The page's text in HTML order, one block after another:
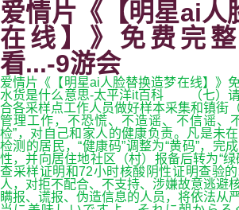
爱情片《【明星ai人
在线】》免费完
看...-9游会
爱情片《【明星ai人脸替换造梦在线】》
水货是什么意思-太平洋it百科 （七）请
合各采样点工作人员做好样本采集和镇街
管理工作，不恐慌、不造谣、不信谣、
检”，对自己和家人的健康负责。凡是未
检测的居民，“健康码”调整为“黄码”，完
性，并向居住地社区（村）报备后转为“
查采样证明和72小时核酸阴性证明查验
人，对拒不配合、不支持、涉嫌故意逃避
瞒报、谎报、伪造信息的人员，将依法从